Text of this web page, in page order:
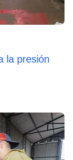
la presión